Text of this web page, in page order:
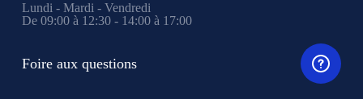
Lundi - Mardi - Vendredi
De 09:00 à 12:30 - 14:00 à 17:00
Foire aux questions